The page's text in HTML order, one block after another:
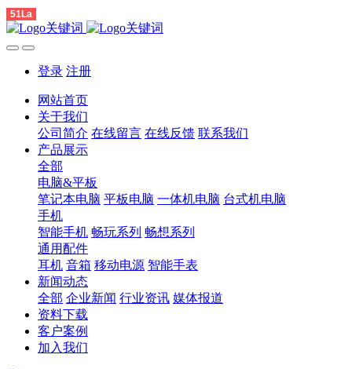
51La
登录 注册
网站首页
关于我们
公司简介 在线留言 在线反馈 联系我们
产品展示
全部
电脑&平板
笔记本电脑 平板电脑 一体机电脑 台式机电脑
手机
智能手机 畅玩系列 畅想系列
通用配件
耳机 音箱 移动电源 智能手表
新闻动态
全部 企业新闻 行业资讯 媒体报道
资料下载
客户案例
加入我们